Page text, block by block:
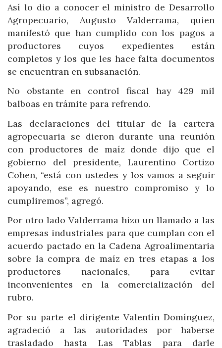
Así lo dio a conocer el ministro de Desarrollo
Agropecuario, Augusto Valderrama, quien
manifestó que han cumplido con los pagos a
productores cuyos expedientes están
completos y los que les hace falta documentos
se encuentran en subsanación.
No obstante en control fiscal hay 429 mil
balboas en trámite para refrendo.
Las declaraciones del titular de la cartera
agropecuaria se dieron durante una reunión
con productores de maíz donde dijo que el
gobierno del presidente, Laurentino Cortizo
Cohen, “está con ustedes y los vamos a seguir
apoyando, ese es nuestro compromiso y lo
cumpliremos”, agregó.
Por otro lado Valderrama hizo un llamado a las
empresas industriales para que cumplan con el
acuerdo pactado en la Cadena Agroalimentaria
sobre la compra de maíz en tres etapas a los
productores nacionales, para evitar
inconvenientes en la comercialización del
rubro.
Por su parte el dirigente Valentín Domínguez,
agradeció a las autoridades por haberse
trasladado hasta Las Tablas para darle